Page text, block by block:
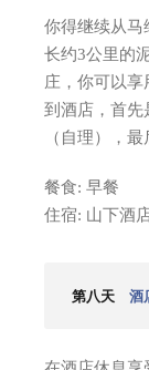
你得继续从马
长约3公里的
庄，你可以享
到酒店，首先
（自理），
餐食: 早餐
住宿: 山下酒
第八天 酒